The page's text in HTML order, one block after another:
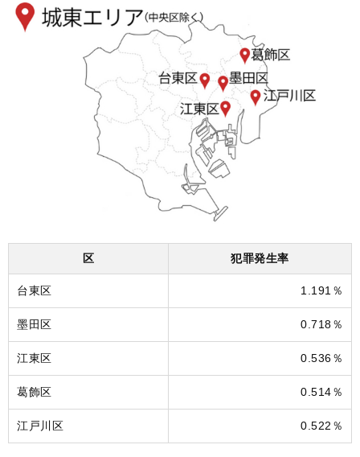
区 犯罪発生率
台東区 1.191％
墨田区 0.718％
江東区 0.536％
葛飾区 0.514％
江戸川区 0.522％